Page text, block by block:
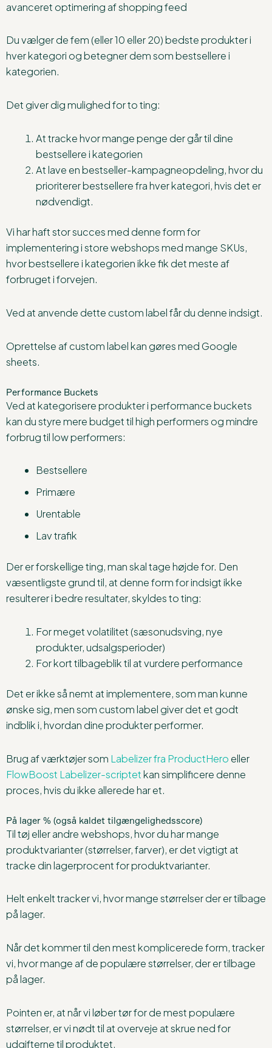
Du vælger de fem (eller 10 eller 20) bedste produkter i
hver kategori og betegner dem som bestsellere i
kategorien.
Det giver dig mulighed for to ting:
At tracke hvor mange penge der går til dine
bestsellere i kategorien
At lave en bestseller-kampagneopdeling, hvor du
prioriterer bestsellere fra hver kategori, hvis det er
nødvendigt.
Vi har haft stor succes med denne form for
implementering i store webshops med mange SKUs,
hvor bestsellere i kategorien ikke fik det meste af
forbruget i forvejen.
Ved at anvende dette custom label får du denne indsigt.
Oprettelse af custom label kan gøres med Google
sheets.
Performance Buckets
Ved at kategorisere produkter i performance buckets
kan du styre mere budget til high performers og mindre
forbrug til low performers:
Bestsellere
Primære
Urentable
Lav trafik
Der er forskellige ting, man skal tage højde for. Den
væsentligste grund til, at denne form for indsigt ikke
resulterer i bedre resultater, skyldes to ting:
For meget volatilitet (sæsonudsving, nye
produkter, udsalgsperioder)
For kort tilbageblik til at vurdere performance
Det er ikke så nemt at implementere, som man kunne
ønske sig, men som custom label giver det et godt
indblik i, hvordan dine produkter performer.
Brug af værktøjer som Labelizer fra ProductHero eller
FlowBoost Labelizer-scriptetkan simplificere denne
proces, hvis du ikke allerede har et.
På lager % (også kaldet tilgængelighedsscore)
Til tøj eller andre webshops, hvor du har mange
produktvarianter (størrelser, farver), er det vigtigt at
tracke din lagerprocent for produktvarianter.
Helt enkelt tracker vi, hvor mange størrelser der er tilbage
på lager.
Når det kommer til den mest komplicerede form, tracker
vi, hvor mange af de populære størrelser, der er tilbage
på lager.
Pointen er, at når vi løber tør for de mest populære
størrelser, er vi nødt til at overveje at skrue ned for
udgifterne til produktet.